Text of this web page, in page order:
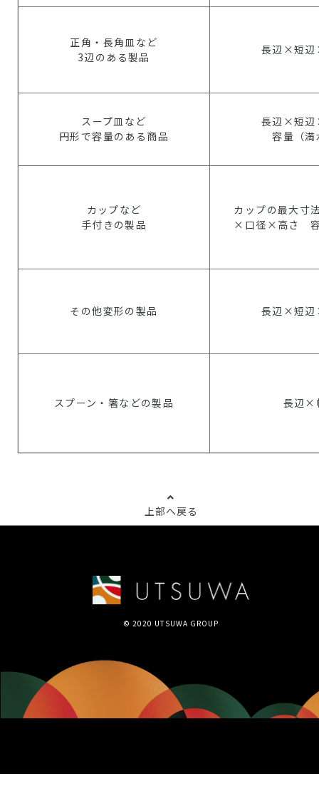
正角・長角皿など
3辺のある製品
長辺×短
スープ皿など
円形で容量のある商品
長辺×短
容量（満
カップなど
手付きの製品
カップの最大寸
×口径×高さ 容
その他変形の製品 長辺×短
スプーン・箸などの製品 長辺×
上部へ戻る
© 2020 UTSUWA GROUP